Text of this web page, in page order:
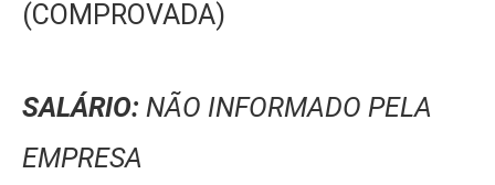
(COMPROVADA)
SALÁRIO: NÃO INFORMADO PELA
EMPRESA